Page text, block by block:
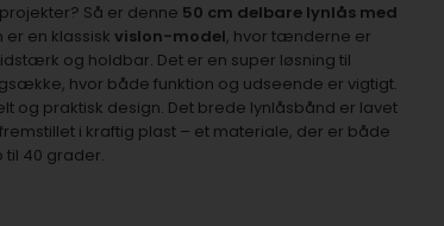
Så er denne 50 cm delbare lynlås med
er en klassisk vislon-model, hvor tænderne er
og holdbar. Det er en super løsning til
hvor både funktion og udseende er vigtigt.
og praktisk design. Det brede lynlåsbånd er lavet
i kraftig plast – et materiale, der er både
til 40 grader.